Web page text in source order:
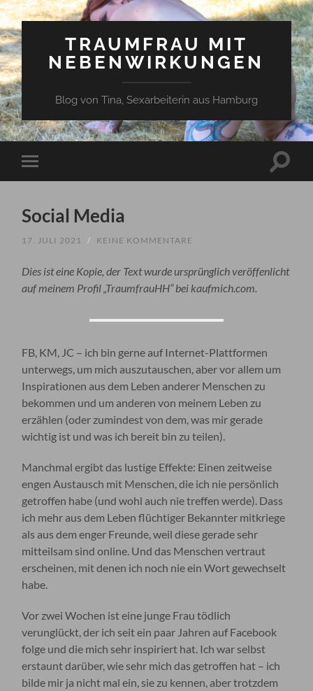
TRAUMFRAU MIT
NEBENWIRKUNGEN
Blog von Tina, Sexarbeiterin aus Hamburg
Mobile-
Menü
Social Media
17. JULI 2021 / KEINE KOMMENTARE
Dies ist eine Kopie, der Text wurde ursprünglich veröffenlicht
auf meinem Profil „TraumfrauHH“ bei kaufmich.com.
FB, KM, JC – ich bin gerne auf Internet-Plattformen
unterwegs, um mich auszutauschen, aber vor allem um
Inspirationen aus dem Leben anderer Menschen zu
bekommen und um anderen von meinem Leben zu
erzählen (oder zumindest von dem, was mir gerade
wichtig ist und was ich bereit bin zu teilen).
Manchmal ergibt das lustige Effekte: Einen zeitweise
engen Austausch mit Menschen, die ich nie persönlich
getroffen habe (und wohl auch nie treffen werde). Dass
ich mehr aus dem Leben flüchtiger Bekannter mitkriege
als aus dem enger Freunde, weil diese gerade sehr
mitteilsam sind online. Und das Menschen vertraut
erscheinen, mit denen ich noch nie ein Wort gewechselt
habe.
Vor zwei Wochen ist eine junge Frau tödlich
verunglückt, der ich seit ein paar Jahren auf Facebook
folge und die mich sehr inspiriert hat. Ich war selbst
erstaunt darüber, wie sehr mich das getroffen hat – ich
bilde mir ja nicht mal ein, sie zu kennen, aber trotzdem